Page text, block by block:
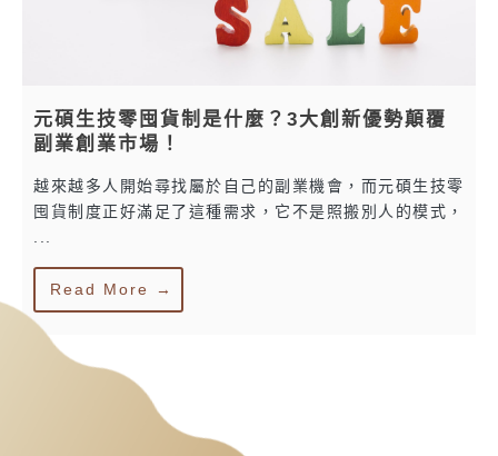
元碩生技零囤貨制是什麼？3大創新優勢顛覆
副業創業市場！
越來越多人開始尋找屬於自己的副業機會，而元碩生技零
囤貨制度正好滿足了這種需求，它不是照搬別人的模式，
Read More →